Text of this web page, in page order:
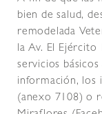
bien de salud,
remodelada
la Av. El Ejército
servicios
información, los
(anexo 7108) o